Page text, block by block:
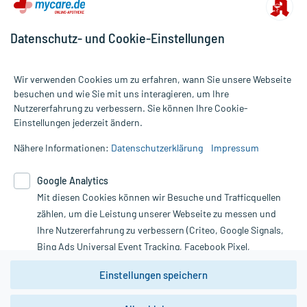
Wichtige Hinweise:
Aufbewahrung
Das Arzneimittel muss nach Anbruch/Zubereitung innerhalb der
nächsten Stunde verbraucht werden!
Das Arzneimittel ist nach Anbruch/Zubereitung nur zur einmaligen
Anwendung vorgesehen. Reste müssen verworfen werden!
Handelsformen:
Anbieter: URIACH GERMANY, Bad Ems Bearbeitungsstand:
Alle Preise gelten inkl. MwSt., ggf. zzgl. Versandkosten
Informationen auf dieser Website werden ausschließlich für
die Untersuchung und Behandlung durch einen Arzt. Bitte
Therapien eingeleitet werden können. | Diese Webseite benutzt
Google Analytics. Lesen Sie bitte dazu die wichtigen Hinweise in
unserer Datenschutzerklärung. Für den Widerruf einer Bestellung
nutzen Sie das Formular:
Vertrag widerrufen
Datenschutz- und Cookie-Einstellungen
Wir verwenden Cookies um zu erfahren, wann Sie unsere Webseite
besuchen und wie Sie mit uns interagieren, um Ihre
Nutzererfahrung zu verbessern. Sie können Ihre Cookie-
Einstellungen jederzeit ändern.
Nähere Informationen: Datenschutzerklärung Impressum
Google Analytics
Mit diesen Cookies können wir Besuche und Trafficquellen
zählen, um die Leistung unserer Webseite zu messen und
Ihre Nutzererfahrung zu verbessern (Criteo, Google Signals,
Bing Ads Universal Event Tracking, Facebook Pixel,
Youtube-Social Plugin).
Wir weisen darauf hin, dass die
Einstellungen speichern